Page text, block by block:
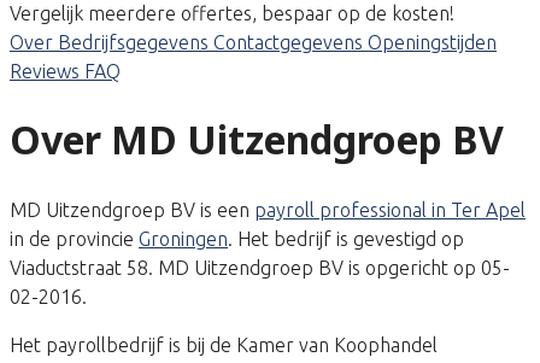
Vergelijk meerdere offertes, bespaar op de kosten!
Over Bedrijfsgegevens Contactgegevens Openingstijden
Reviews FAQ
Over MD Uitzendgroep BV
MD Uitzendgroep BV is een payroll professional in Ter Apel
in de provincie Groningen. Het bedrijf is gevestigd op
Viaductstraat 58. MD Uitzendgroep BV is opgericht op 05-
02-2016.
Het payrollbedrijf is bij de Kamer van Koophandel